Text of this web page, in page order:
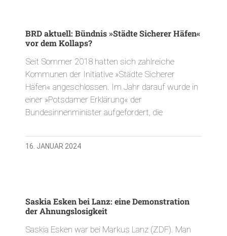
BRD aktuell: Bündnis »Städte Sicherer Häfen«
vor dem Kollaps?
Seit Sommer 2018 hatten sich zahlreiche
Kommunen der Initiative »Städte Sicherer
Häfen« angeschlossen. Im Jahr darauf wurde in
einer »Potsdamer Erklärung« der
Bundesinnenminister aufgefordert, die
16. JANUAR 2024
Saskia Esken bei Lanz: eine Demonstration
der Ahnungslosigkeit
Saskia Esken war bei Markus Lanz (ZDF). Man